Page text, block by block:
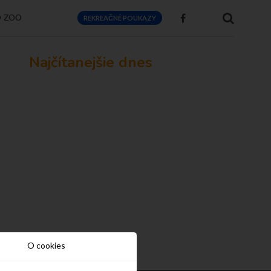
ZOO REKREAČNÉ POUKAZY
Najčítanejšie dnes
O cookies